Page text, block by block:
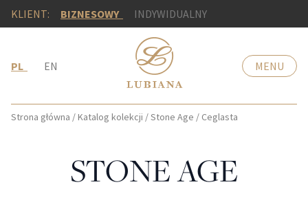
KLIENT: BIZNESOWY INDYWIDUALNY
PL EN MENU
Strona główna /Katalog kolekcji /Stone Age / Ceglasta
STONE AGE